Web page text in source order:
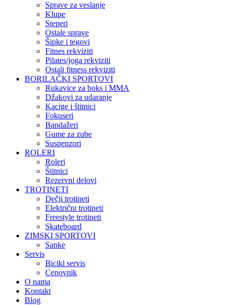
Sprave za veslanje
Klupe
Steperi
Ostale sprave
Šipke i tegovi
Fitnes rekviziti
Pilates/joga rekviziti
Ostali fitness rekviziti
BORILAČKI SPORTOVI
Rukavice za boks i MMA
Džakovi za udaranje
Kacige i štitnici
Fokuseri
Bandažeri
Gume za zube
Suspenzori
ROLERI
Roleri
Štitnici
Rezervni delovi
TROTINETI
Dečji trotineti
Električni trotineti
Freestyle trotineti
Skateboard
ZIMSKI SPORTOVI
Sanke
Servis
Bicikl servis
Cenovnik
O nama
Kontakt
Blog